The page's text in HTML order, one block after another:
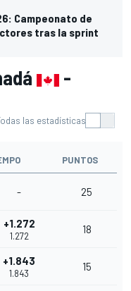
Campeonato de
tras la sprint
-
las estadísticas
PUNTOS
- 25
+1.272
1.272
18
+1.843
1.843
15